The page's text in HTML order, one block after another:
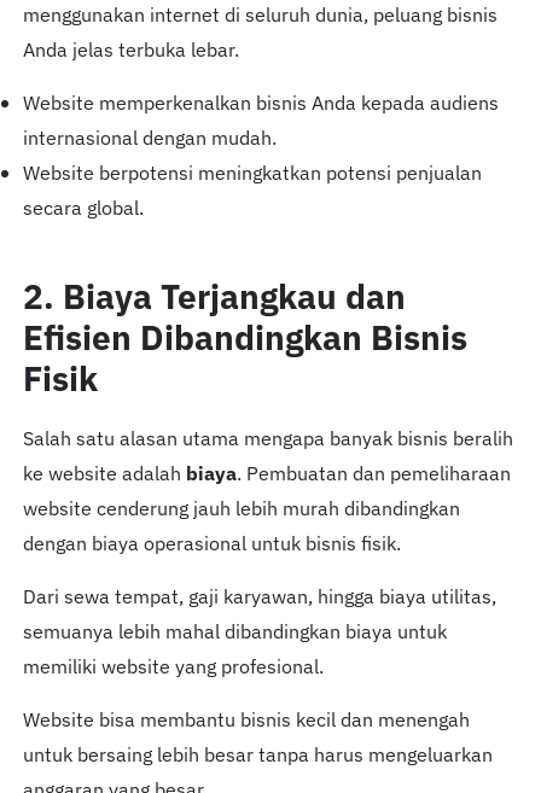
menggunakan internet di seluruh dunia, peluang bisnis
Anda jelas terbuka lebar.
Website memperkenalkan bisnis Anda kepada audiens
internasional dengan mudah.
Website berpotensi meningkatkan potensi penjualan
secara global.
2. Biaya Terjangkau dan
Efisien Dibandingkan Bisnis
Fisik
Salah satu alasan utama mengapa banyak bisnis beralih
ke website adalah biaya. Pembuatan dan pemeliharaan
website cenderung jauh lebih murah dibandingkan
dengan biaya operasional untuk bisnis fisik.
Dari sewa tempat, gaji karyawan, hingga biaya utilitas,
semuanya lebih mahal dibandingkan biaya untuk
memiliki website yang profesional.
Website bisa membantu bisnis kecil dan menengah
untuk bersaing lebih besar tanpa harus mengeluarkan